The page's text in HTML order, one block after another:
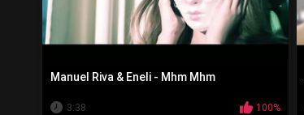
Manuel Riva & Eneli - Mhm Mhm
3:38
100%